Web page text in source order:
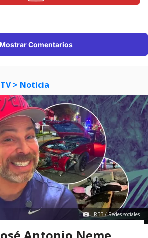
Mostrar Comentarios
> Noticia
RBB / Redes sociales